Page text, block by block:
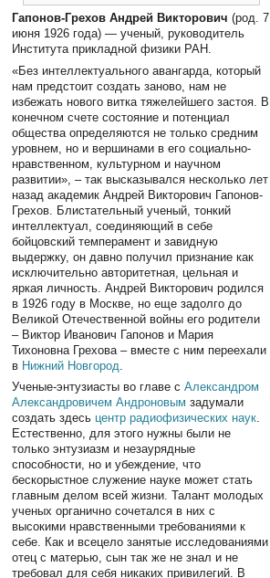
Гапонов-Грехов Андрей Викторович (род. 7
июня 1926 года) — ученый, руководитель
Института прикладной физики РАН.
«Без интеллектуального авангарда, который
нам предстоит создать заново, нам не
избежать нового витка тяжелейшего застоя. В
конечном счете состояние и потенциал
общества определяются не только средним
уровнем, но и вершинами в его социально-
нравственном, культурном и научном
развитии», – так высказывался несколько лет
назад академик Андрей Викторович Гапонов-
Грехов. Блистательный ученый, тонкий
интеллектуал, соединяющий в себе
бойцовский темперамент и завидную
выдержку, он давно получил признание как
исключительно авторитетная, цельная и
яркая личность. Андрей Викторович родился
в 1926 году в Москве, но еще задолго до
Великой Отечественной войны его родители
– Виктор Иванович Гапонов и Мария
Тихоновна Грехова – вместе с ним переехали
в Нижний Новгород
Ученые-энтузиасты во главе сАлександром
Александровичем Андроновым задумали
создать здесь центр радиофизических наук.
Естественно, для этого нужны были не
только энтузиазм и незаурядные
способности, но и убеждение, что
бескорыстное служение науке может стать
главным делом всей жизни. Талант молодых
ученых органично сочетался в них с
высокими нравственными требованиями к
себе. Как и всецело занятые исследованиями
отец с матерью, сын так же не знал и не
требовал для себя никаких привилегий. В